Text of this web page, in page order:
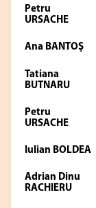
Petru
URSACHE
Ana BANTOŞ
Tatiana
BUTNARU
Petru
URSACHE
Iulian BOLDEA
Adrian Dinu
RACHIERU